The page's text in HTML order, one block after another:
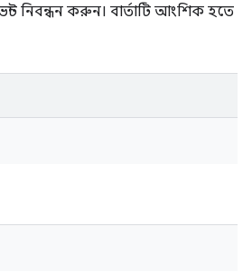
নিবন্ধন করুন। বার্তাটি আংশিক হতে